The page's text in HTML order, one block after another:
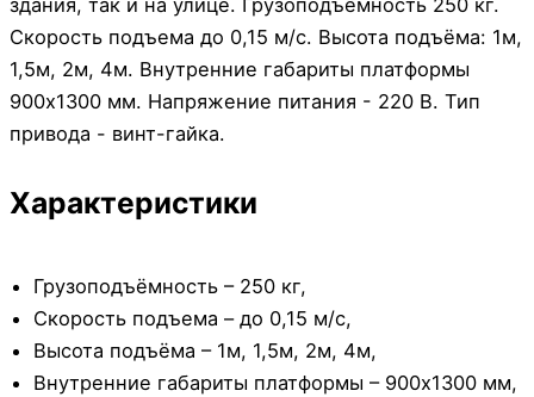
Скорость подъема до 0,15 м/с. Высота подъёма: 1м,
1,5м, 2м, 4м. Внутренние габариты платформы
900х1300 мм. Напряжение питания - 220 В. Тип
привода - винт-гайка.
Характеристики
Грузоподъёмность – 250 кг,
Скорость подъема – до 0,15 м/с,
Высота подъёма – 1м, 1,5м, 2м, 4м,
Внутренние габариты платформы – 900х1300 мм,